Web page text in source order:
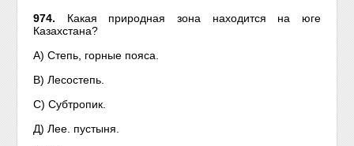
974. Какая природная зона находится на юге
Казахстана?
А) Степь, горные пояса.
B) Лесостепь.
С) Субтропик.
Д) Лее. пустыня.